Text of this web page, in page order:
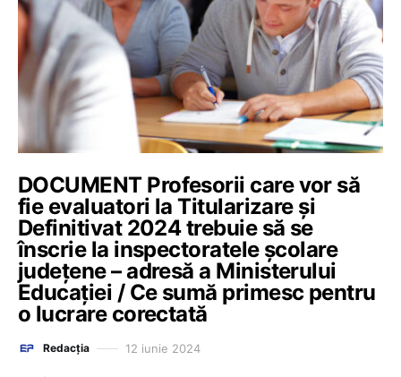
DOCUMENT Profesorii care vor să
fie evaluatori la Titularizare și
Definitivat 2024 trebuie să se
înscrie la inspectoratele școlare
județene – adresă a Ministerului
Educației / Ce sumă primesc pentru
o lucrare corectată
Redacția 12 iunie 2024